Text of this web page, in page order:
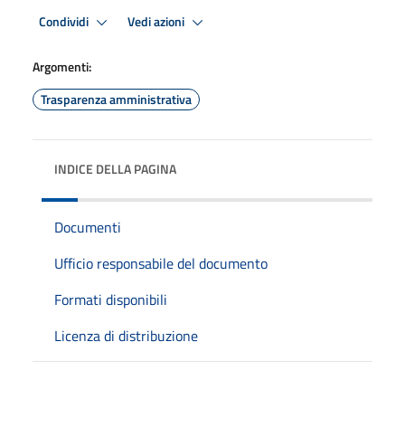
Condividi Vedi azioni
Argomenti:
Trasparenza amministrativa
INDICE DELLA PAGINA
Documenti
Ufficio responsabile del documento
Formati disponibili
Licenza di distribuzione